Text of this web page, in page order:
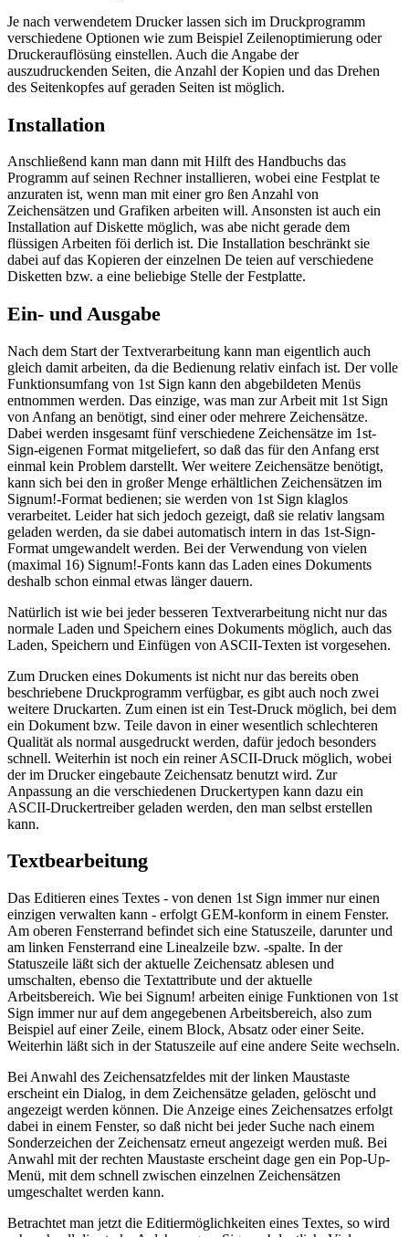
Je nach verwendetem Drucker lassen sich im Druckprogramm
verschiedene Optionen wie zum Beispiel Zeilenoptimierung oder
Druckerauflösüng einstellen. Auch die Angabe der
auszudruckenden Seiten, die Anzahl der Kopien und das Drehen
des Seitenkopfes auf geraden Seiten ist möglich.
Installation
Anschließend kann man dann mit Hilft des Handbuchs das
Programm auf seinen Rechner installieren, wobei eine Festplat te
anzuraten ist, wenn man mit einer gro ßen Anzahl von
Zeichensätzen und Grafiken arbeiten will. Ansonsten ist auch ein
Installation auf Diskette möglich, was abe nicht gerade dem
flüssigen Arbeiten föi derlich ist. Die Installation beschränkt sie
dabei auf das Kopieren der einzelnen De teien auf verschiedene
Disketten bzw. a eine beliebige Stelle der Festplatte.
Ein- und Ausgabe
Nach dem Start der Textverarbeitung kann man eigentlich auch
gleich damit arbeiten, da die Bedienung relativ einfach ist. Der volle
Funktionsumfang von 1st Sign kann den abgebildeten Menüs
entnommen werden. Das einzige, was man zur Arbeit mit 1st Sign
von Anfang an benötigt, sind einer oder mehrere Zeichensätze.
Dabei werden insgesamt fünf verschiedene Zeichensätze im 1st-
Sign-eigenen Format mitgeliefert, so daß das für den Anfang erst
einmal kein Problem darstellt. Wer weitere Zeichensätze benötigt,
kann sich bei den in großer Menge erhältlichen Zeichensätzen im
Signum!-Format bedienen; sie werden von 1st Sign klaglos
verarbeitet. Leider hat sich jedoch gezeigt, daß sie relativ langsam
geladen werden, da sie dabei automatisch intern in das 1st-Sign-
Format umgewandelt werden. Bei der Verwendung von vielen
(maximal 16) Signum!-Fonts kann das Laden eines Dokuments
deshalb schon einmal etwas länger dauern.
Natürlich ist wie bei jeder besseren Textverarbeitung nicht nur das
normale Laden und Speichern eines Dokuments möglich, auch das
Laden, Speichern und Einfügen von ASCII-Texten ist vorgesehen.
Zum Drucken eines Dokuments ist nicht nur das bereits oben
beschriebene Druckprogramm verfügbar, es gibt auch noch zwei
weitere Druckarten. Zum einen ist ein Test-Druck möglich, bei dem
ein Dokument bzw. Teile davon in einer wesentlich schlechteren
Qualität als normal ausgedruckt werden, dafür jedoch besonders
schnell. Weiterhin ist noch ein reiner ASCII-Druck möglich, wobei
der im Drucker eingebaute Zeichensatz benutzt wird. Zur
Anpassung an die verschiedenen Druckertypen kann dazu ein
ASCII-Druckertreiber geladen werden, den man selbst erstellen
kann.
Textbearbeitung
Das Editieren eines Textes - von denen 1st Sign immer nur einen
einzigen verwalten kann - erfolgt GEM-konform in einem Fenster.
Am oberen Fensterrand befindet sich eine Statuszeile, darunter und
am linken Fensterrand eine Linealzeile bzw. -spalte. In der
Statuszeile läßt sich der aktuelle Zeichensatz ablesen und
umschalten, ebenso die Textattribute und der aktuelle
Arbeitsbereich. Wie bei Signum! arbeiten einige Funktionen von 1st
Sign immer nur auf dem angegebenen Arbeitsbereich, also zum
Beispiel auf einer Zeile, einem Block, Absatz oder einer Seite.
Weiterhin läßt sich in der Statuszeile auf eine andere Seite wechseln.
Bei Anwahl des Zeichensatzfeldes mit der linken Maustaste
erscheint ein Dialog, in dem Zeichensätze geladen, gelöscht und
angezeigt werden können. Die Anzeige eines Zeichensatzes erfolgt
dabei in einem Fenster, so daß nicht bei jeder Suche nach einem
Sonderzeichen der Zeichensatz erneut angezeigt werden muß. Bei
Anwahl mit der rechten Maustaste erscheint dage gen ein Pop-Up-
Menü, mit dem schnell zwischen einzelnen Zeichensätzen
umgeschaltet werden kann.
Betrachtet man jetzt die Editiermöglichkeiten eines Textes, so wird